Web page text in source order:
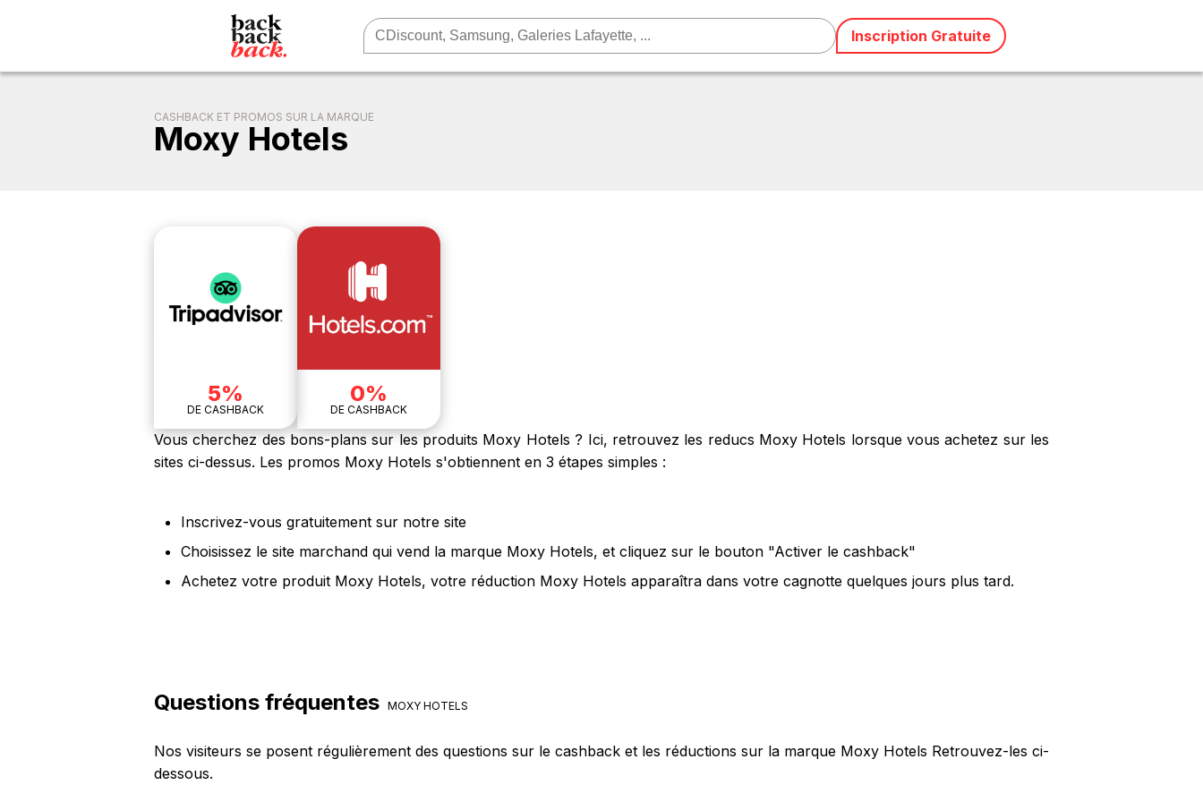
CASHBACK ET PROMOS SUR LA MARQUE
Moxy Hotels
5%
DE CASHBACK
0%
DE CASHBACK
Vous cherchez des bons-plans sur les produits Moxy Hotels ? Ici, retrouvez les reducs Moxy Hotels lorsque vous achetez sur les
sites ci-dessus. Les promos Moxy Hotels s'obtiennent en 3 étapes simples :
Inscrivez-vous gratuitement sur notre site
Choisissez le site marchand qui vend la marque Moxy Hotels, et cliquez sur le bouton "Activer le cashback"
Achetez votre produit Moxy Hotels, votre réduction Moxy Hotels apparaîtra dans votre cagnotte quelques jours plus tard.
Questions fréquentes MOXY HOTELS
Nos visiteurs se posent régulièrement des questions sur le cashback et les réductions sur la marque Moxy Hotels Retrouvez-les ci-
dessous.
Inscription Gratuite